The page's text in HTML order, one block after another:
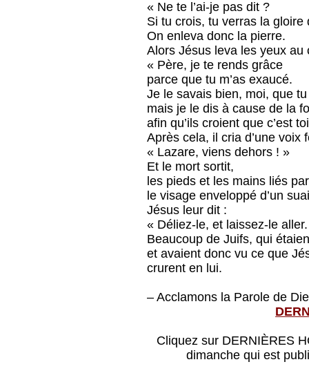
« Ne te l’ai-je pas dit ?
Si tu crois, tu verras la gloire
On enleva donc la pierre.
Alors Jésus leva les yeux au
« Père, je te rends grâce
parce que tu m’as exaucé.
Je le savais bien, moi, que
mais je le dis à cause de la
afin qu’ils croient que c’est
Après cela, il cria d’une voix
« Lazare, viens dehors ! »
Et le mort sortit,
les pieds et les mains liés
le visage enveloppé d’un
Jésus leur dit :
« Déliez-le, et laissez-le
Beaucoup de Juifs, qui
et avaient donc vu ce que
crurent en lui.
– Acclamons la Parole de
Cliquez sur DERNIÈRES
dimanche qui est